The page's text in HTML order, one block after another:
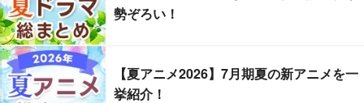
勢ぞろい！
【夏アニメ2026】7月期夏の新アニメを一
挙紹介！